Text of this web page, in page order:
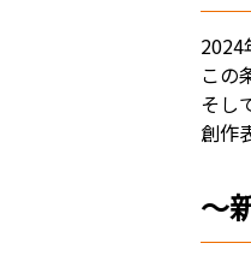
2024
この
そし
創作
～